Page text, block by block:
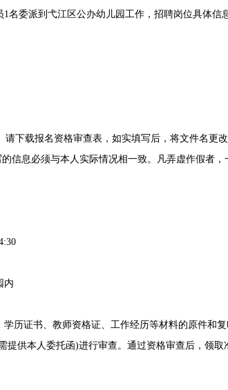
名委派到弋江区公办幼儿园工作，招聘岗位具体信
下载报名资格审查表，如实填写后，将文件名更
信息必须与本人实际情况相一致。凡弄虚作假者，
内
证书、教师资格证、工作经历等材料的原件和复
提供本人委托函)进行审查。通过资格审查后，领